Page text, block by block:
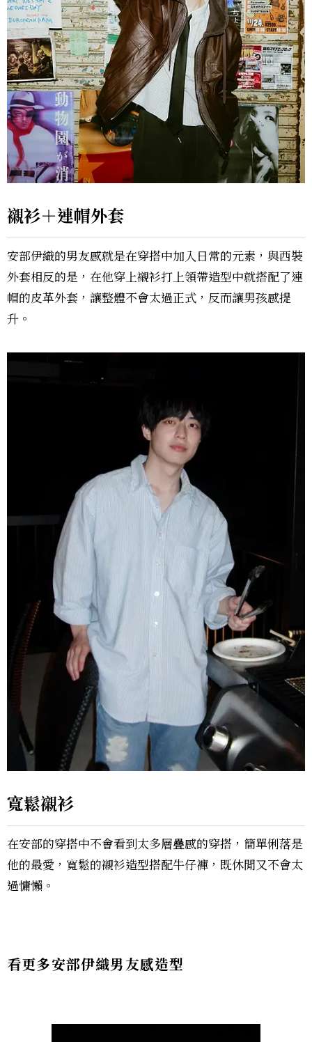
襯衫＋連帽外套
安部伊織的男友感就是在穿搭中加入日常的元素，與西裝
外套相反的是，在他穿上襯衫打上領帶造型中就搭配了連
帽的皮革外套，讓整體不會太過正式，反而讓男孩感提
升。
寬鬆襯衫
在安部的穿搭中不會看到太多層疊感的穿搭，簡單俐落是
他的最愛，寬鬆的襯衫造型搭配牛仔褲，既休閒又不會太
過慵懶。
看更多安部伊織男友感造型